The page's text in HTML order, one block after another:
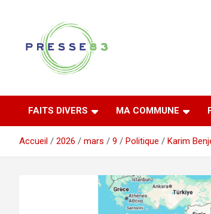
Presse 83
FAITS DIVERS MA COMMUNE
Accueil 2026 mars 9 Politique Karim